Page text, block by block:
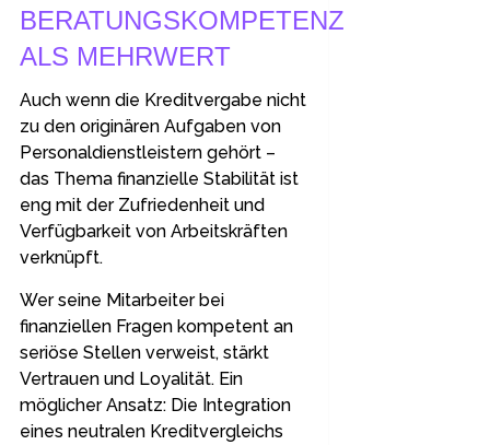
BERATUNGSKOMPETENZ
ALS MEHRWERT
Auch wenn die Kreditvergabe nicht
zu den originären Aufgaben von
Personaldienstleistern gehört –
das Thema finanzielle Stabilität ist
eng mit der Zufriedenheit und
Verfügbarkeit von Arbeitskräften
verknüpft.
Wer seine Mitarbeiter bei
finanziellen Fragen kompetent an
seriöse Stellen verweist, stärkt
Vertrauen und Loyalität. Ein
möglicher Ansatz: Die Integration
eines neutralen Kreditvergleichs